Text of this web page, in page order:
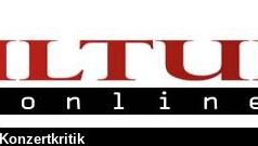
Konzertkritik